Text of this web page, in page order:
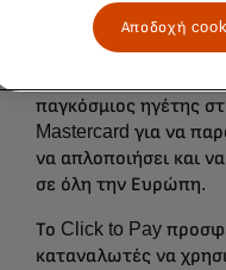
Σε μια εποχή
παγκόσμιος ηγέτης
Mastercard για να
να απλοποιήσει και
σε όλη την Ευρώπη.
Το Click to Pay
καταναλωτές να
Αποδοχή